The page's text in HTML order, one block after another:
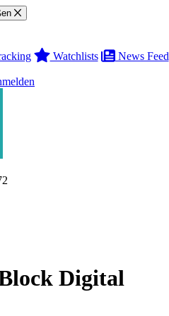
Watchlists News Feed
Digital